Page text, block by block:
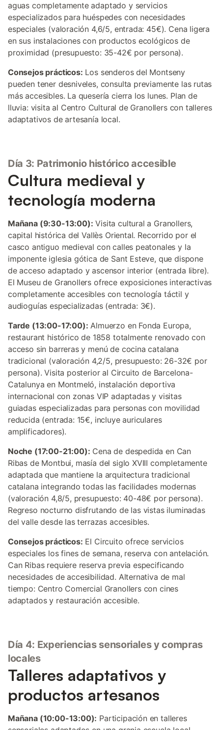
aguas completamente adaptado y servicios
especializados para huéspedes con necesidades
especiales (valoración 4,6/5, entrada: 45€). Cena ligera
en sus instalaciones con productos ecológicos de
proximidad (presupuesto: 35-42€ por persona).
Consejos prácticos: Los senderos del Montseny
pueden tener desniveles, consulta previamente las rutas
más accesibles. La quesería cierra los lunes. Plan de
lluvia: visita al Centro Cultural de Granollers con talleres
adaptativos de artesanía local.
Día 3: Patrimonio histórico accesible
Cultura medieval y
tecnología moderna
Mañana (9:30-13:00): Visita cultural a Granollers,
capital histórica del Vallès Oriental. Recorrido por el
casco antiguo medieval con calles peatonales y la
imponente iglesia gótica de Sant Esteve, que dispone
de acceso adaptado y ascensor interior (entrada libre).
El Museu de Granollers ofrece exposiciones interactivas
completamente accesibles con tecnología táctil y
audioguías especializadas (entrada: 3€).
Tarde (13:00-17:00): Almuerzo en Fonda Europa,
restaurant histórico de 1858 totalmente renovado con
acceso sin barreras y menú de cocina catalana
tradicional (valoración 4,2/5, presupuesto: 26-32€ por
persona). Visita posterior al Circuito de Barcelona-
Catalunya en Montmeló, instalación deportiva
internacional con zonas VIP adaptadas y visitas
guiadas especializadas para personas con movilidad
reducida (entrada: 15€, incluye auriculares
amplificadores).
Noche (17:00-21:00): Cena de despedida en Can
Ribas de Montbui, masía del siglo XVIII completamente
adaptada que mantiene la arquitectura tradicional
catalana integrando todas las facilidades modernas
(valoración 4,8/5, presupuesto: 40-48€ por persona).
Regreso nocturno disfrutando de las vistas iluminadas
del valle desde las terrazas accesibles.
Consejos prácticos: El Circuito ofrece servicios
especiales los fines de semana, reserva con antelación.
Can Ribas requiere reserva previa especificando
necesidades de accesibilidad. Alternativa de mal
tiempo: Centro Comercial Granollers con cines
adaptados y restauración accesible.
Día 4: Experiencias sensoriales y compras
locales
Talleres adaptativos y
productos artesanos
Mañana (10:00-13:00): Participación en talleres